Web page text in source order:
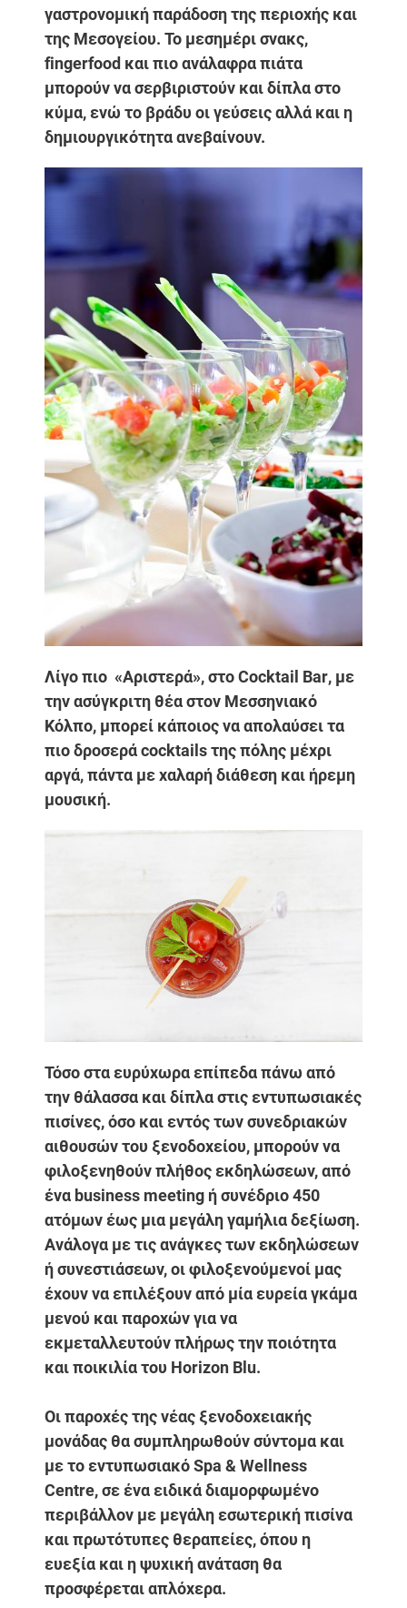
γαστρονομική παράδοση της περιοχής και
της Μεσογείου. Το μεσημέρι σνακς,
fingerfood και πιο ανάλαφρα πιάτα
μπορούν να σερβιριστούν και δίπλα στο
κύμα, ενώ το βράδυ οι γεύσεις αλλά και η
δημιουργικότητα ανεβαίνουν.
Λίγο πιο «Αριστερά», στο Cocktail Bar, με
την ασύγκριτη θέα στον Μεσσηνιακό
Κόλπο, μπορεί κάποιος να απολαύσει τα
πιο δροσερά cocktails της πόλης μέχρι
αργά, πάντα με χαλαρή διάθεση και ήρεμη
μουσική.
Τόσο στα ευρύχωρα επίπεδα πάνω από
την θάλασσα και δίπλα στις εντυπωσιακές
πισίνες, όσο και εντός των συνεδριακών
αιθουσών του ξενοδοχείου, μπορούν να
φιλοξενηθούν πλήθος εκδηλώσεων, από
ένα business meeting ή συνέδριο 450
ατόμων έως μια μεγάλη γαμήλια δεξίωση.
Ανάλογα με τις ανάγκες των εκδηλώσεων
ή συνεστιάσεων, οι φιλοξενούμενοί μας
έχουν να επιλέξουν από μία ευρεία γκάμα
μενού και παροχών για να
εκμεταλλευτούν πλήρως την ποιότητα
και ποικιλία του Horizon Blu.
Οι παροχές της νέας ξενοδοχειακής
μονάδας θα συμπληρωθούν σύντομα και
με το εντυπωσιακό Spa & Wellness
Centre, σε ένα ειδικά διαμορφωμένο
περιβάλλον με μεγάλη εσωτερική πισίνα
και πρωτότυπες θεραπείες, όπου η
ευεξία και η ψυχική ανάταση θα
προσφέρεται απλόχερα.